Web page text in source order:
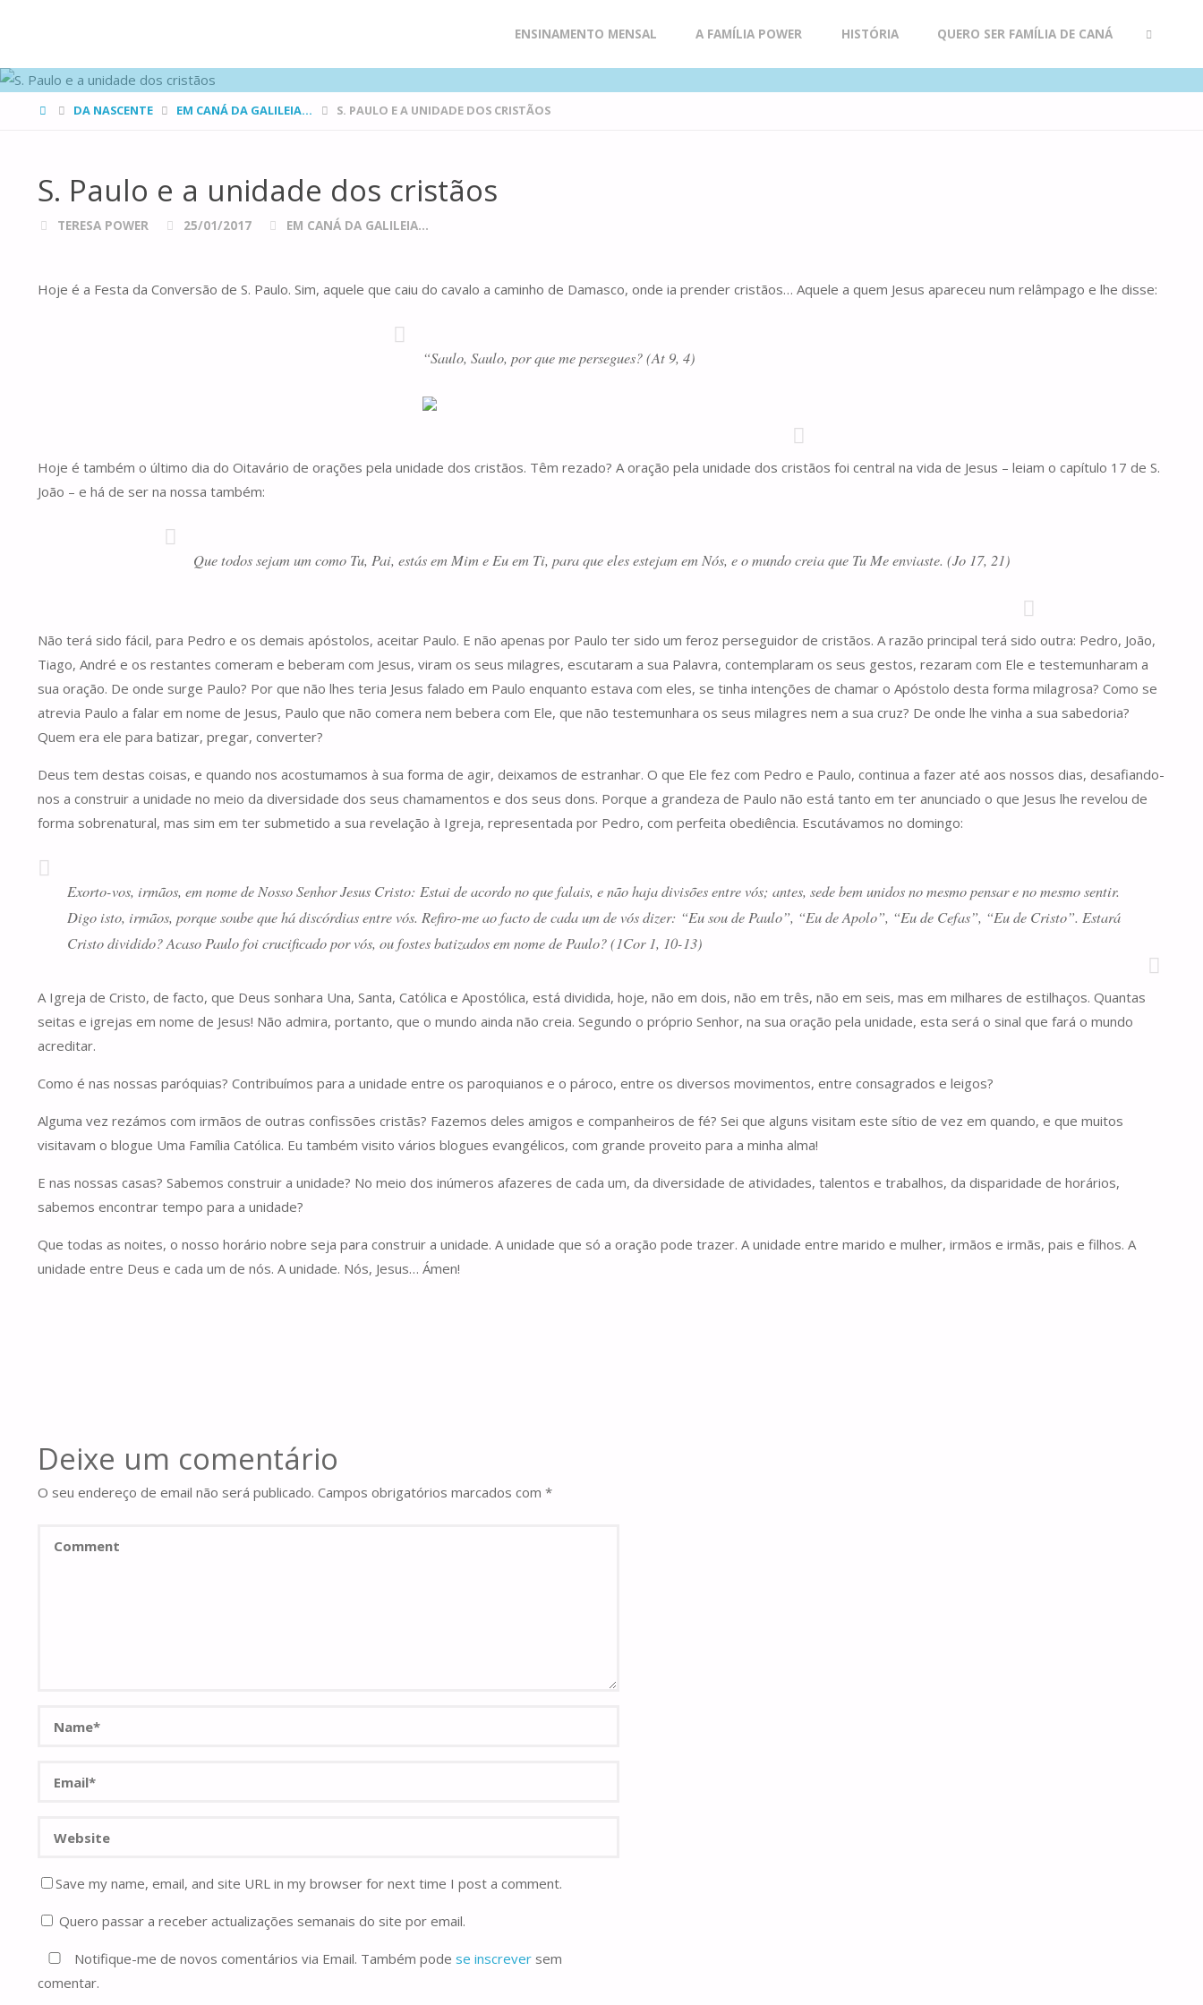
to
content
ENSINAMENTO MENSAL A FAMÍLIA POWER HISTÓRIA QUERO SER FAMÍLIA DE CANÁ
HOMEDA NASCENTE EM CANÁ DA GALILEIA... S. PAULO E A UNIDADE DOS CRISTÃOS
S. Paulo e a unidade dos cristãos
TERESA POWER 25/01/2017 EM CANÁ DA GALILEIA...
Hoje é a Festa da Conversão de S. Paulo. Sim, aquele que caiu do cavalo a caminho de Damasco, onde ia prender cristãos… Aquele a quem Jesus apareceu num relâmpago e lhe disse:
“Saulo, Saulo, por que me persegues? (At 9, 4)
Hoje é também o último dia do Oitavário de orações pela unidade dos cristãos. Têm rezado? A oração pela unidade dos cristãos foi central na vida de Jesus – leiam o capítulo 17 de S.
João – e há de ser na nossa também:
Que todos sejam um como Tu, Pai, estás em Mim e Eu em Ti, para que eles estejam em Nós, e o mundo creia que Tu Me enviaste. (Jo 17, 21)
Não terá sido fácil, para Pedro e os demais apóstolos, aceitar Paulo. E não apenas por Paulo ter sido um feroz perseguidor de cristãos. A razão principal terá sido outra: Pedro, João,
Tiago, André e os restantes comeram e beberam com Jesus, viram os seus milagres, escutaram a sua Palavra, contemplaram os seus gestos, rezaram com Ele e testemunharam a
sua oração. De onde surge Paulo? Por que não lhes teria Jesus falado em Paulo enquanto estava com eles, se tinha intenções de chamar o Apóstolo desta forma milagrosa? Como se
atrevia Paulo a falar em nome de Jesus, Paulo que não comera nem bebera com Ele, que não testemunhara os seus milagres nem a sua cruz? De onde lhe vinha a sua sabedoria?
Quem era ele para batizar, pregar, converter?
Deus tem destas coisas, e quando nos acostumamos à sua forma de agir, deixamos de estranhar. O que Ele fez com Pedro e Paulo, continua a fazer até aos nossos dias, desafiando-
nos a construir a unidade no meio da diversidade dos seus chamamentos e dos seus dons. Porque a grandeza de Paulo não está tanto em ter anunciado o que Jesus lhe revelou de
forma sobrenatural, mas sim em ter submetido a sua revelação à Igreja, representada por Pedro, com perfeita obediência. Escutávamos no domingo:
Exorto-vos, irmãos, em nome de Nosso Senhor Jesus Cristo: Estai de acordo no que falais, e não haja divisões entre vós; antes, sede bem unidos no mesmo pensar e no mesmo sentir.
Digo isto, irmãos, porque soube que há discórdias entre vós. Refiro-me ao facto de cada um de vós dizer: “Eu sou de Paulo”, “Eu de Apolo”, “Eu de Cefas”, “Eu de Cristo”. Estará
Cristo dividido? Acaso Paulo foi crucificado por vós, ou fostes batizados em nome de Paulo? (1Cor 1, 10-13)
A Igreja de Cristo, de facto, que Deus sonhara Una, Santa, Católica e Apostólica, está dividida, hoje, não em dois, não em três, não em seis, mas em milhares de estilhaços. Quantas
seitas e igrejas em nome de Jesus! Não admira, portanto, que o mundo ainda não creia. Segundo o próprio Senhor, na sua oração pela unidade, esta será o sinal que fará o mundo
acreditar.
Como é nas nossas paróquias? Contribuímos para a unidade entre os paroquianos e o pároco, entre os diversos movimentos, entre consagrados e leigos?
Alguma vez rezámos com irmãos de outras confissões cristãs? Fazemos deles amigos e companheiros de fé? Sei que alguns visitam este sítio de vez em quando, e que muitos
visitavam o blogue Uma Família Católica. Eu também visito vários blogues evangélicos, com grande proveito para a minha alma!
E nas nossas casas? Sabemos construir a unidade? No meio dos inúmeros afazeres de cada um, da diversidade de atividades, talentos e trabalhos, da disparidade de horários,
sabemos encontrar tempo para a unidade?
Que todas as noites, o nosso horário nobre seja para construir a unidade. A unidade que só a oração pode trazer. A unidade entre marido e mulher, irmãos e irmãs, pais e filhos. A
unidade entre Deus e cada um de nós. A unidade. Nós, Jesus… Ámen!
Deixe um comentário
O seu endereço de email não será publicado. Campos obrigatórios marcados com *
Save my name, email, and site URL in my browser for next time I post a comment.
Quero passar a receber actualizações semanais do site por email.
Notifique-me de novos comentários via Email. Também pode se inscrever sem
comentar.